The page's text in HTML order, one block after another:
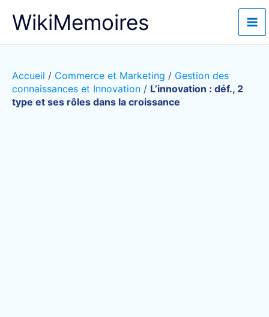
WikiMemoires
Accueil / Commerce et Marketing / Gestion des
connaissances et Innovation / L’innovation : déf., 2
type et ses rôles dans la croissance